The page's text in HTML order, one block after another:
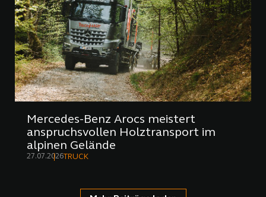
Mercedes-Benz Arocs meistert
anspruchsvollen Holztransport im
alpinen Gelände
27.07.2026 TRUCK